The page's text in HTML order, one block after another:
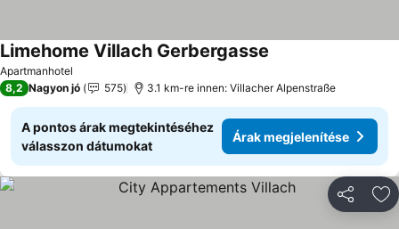
Apartmanhotel
Limehome Villach Gerbergasse
8,2 Nagyon jó 575 3.1 km-re innen: Villacher Alpenstraße
A pontos árak megtekintéséhez
válasszon dátumokat
Árak megjelenítése